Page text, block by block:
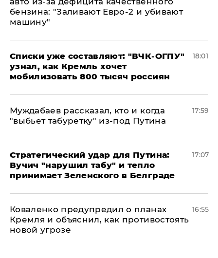
бензина: "Заливают Евро-2 и убивают
машину"
Списки уже составляют: "ВЧК-ОГПУ"
узнал, как Кремль хочет
мобилизовать 800 тысяч россиян
18:01
Муждабаев рассказал, кто и когда
"выбьет табуретку" из-под Путина
17:59
Стратегический удар для Путина:
Вучич "нарушил табу" и тепло
принимает Зеленского в Белграде
17:07
Коваленко предупредил о планах
Кремля и объяснил, как противостоять
новой угрозе
16:55